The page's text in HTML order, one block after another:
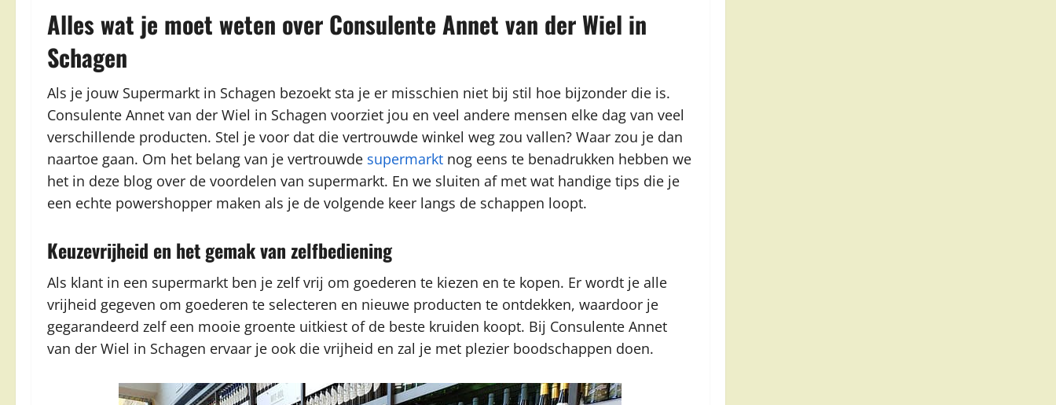
Alles wat je moet weten over Consulente Annet van der Wiel in
Schagen
Als je jouw Supermarkt in Schagen bezoekt sta je er misschien niet bij stil hoe bijzonder die is.
Consulente Annet van der Wiel in Schagen voorziet jou en veel andere mensen elke dag van veel
verschillende producten. Stel je voor dat die vertrouwde winkel weg zou vallen? Waar zou je dan
naartoe gaan. Om het belang van je vertrouwde supermarkt nog eens te benadrukken hebben we
het in deze blog over de voordelen van supermarkt. En we sluiten af met wat handige tips die je
een echte powershopper maken als je de volgende keer langs de schappen loopt.
Keuzevrijheid en het gemak van zelfbediening
Als klant in een supermarkt ben je zelf vrij om goederen te kiezen en te kopen. Er wordt je alle
vrijheid gegeven om goederen te selecteren en nieuwe producten te ontdekken, waardoor je
gegarandeerd zelf een mooie groente uitkiest of de beste kruiden koopt. Bij Consulente Annet
van der Wiel in Schagen ervaar je ook die vrijheid en zal je met plezier boodschappen doen.